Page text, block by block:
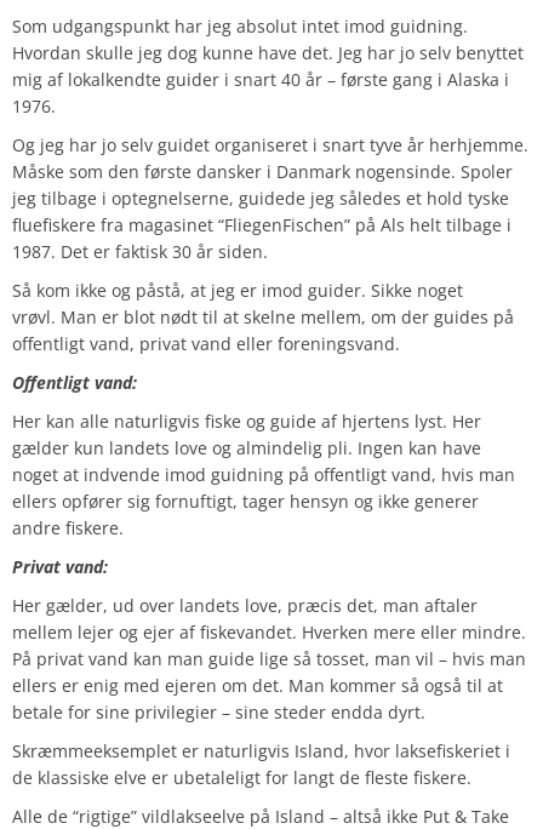
Som udgangspunkt har jeg absolut intet imod guidning.
Hvordan skulle jeg dog kunne have det. Jeg har jo selv benyttet
mig af lokalkendte guider i snart 40 år – første gang i Alaska i
1976.
Og jeg har jo selv guidet organiseret i snart tyve år herhjemme.
Måske som den første dansker i Danmark nogensinde. Spoler
jeg tilbage i optegnelserne, guidede jeg således et hold tyske
fluefiskere fra magasinet “FliegenFischen” på Als helt tilbage i
1987. Det er faktisk 30 år siden.
Så kom ikke og påstå, at jeg er imod guider. Sikke noget
vrøvl. Man er blot nødt til at skelne mellem, om der guides på
offentligt vand, privat vand eller foreningsvand.
Offentligt vand:
Her kan alle naturligvis fiske og guide af hjertens lyst. Her
gælder kun landets love og almindelig pli. Ingen kan have
noget at indvende imod guidning på offentligt vand, hvis man
ellers opfører sig fornuftigt, tager hensyn og ikke generer
andre fiskere.
Privat vand:
Her gælder, ud over landets love, præcis det, man aftaler
mellem lejer og ejer af fiskevandet. Hverken mere eller mindre.
På privat vand kan man guide lige så tosset, man vil – hvis man
ellers er enig med ejeren om det. Man kommer så også til at
betale for sine privilegier – sine steder endda dyrt.
Skræmmeeksemplet er naturligvis Island, hvor laksefiskeriet i
de klassiske elve er ubetaleligt for langt de fleste fiskere.
Alle de “rigtige” vildlakseelve på Island – altså ikke Put & Take